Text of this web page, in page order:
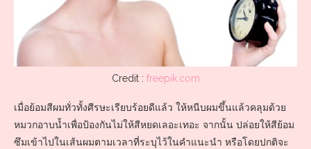
Credit : freepik.com
เมื่อย้อมสีผมทั่วทั้งศีรษะเรียบร้อยดีแล้ว ให้หนีบผมขึ้นแล้วคลุมด้วย
หมวกอาบน้ำเพื่อป้องกันไม่ให้สีหยดเลอะเทอะ จากนั้น ปล่อยให้สีย้อม
ซึมเข้าไปในเส้นผมตามเวลาที่ระบุไว้ในคำแนะนำ หรือโดยปกติจะ